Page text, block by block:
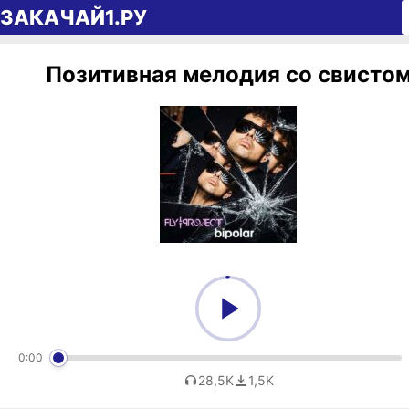
Перейти к содержимому
ЗАКАЧАЙ1.РУ
Позитивная мелодия со
0:00
28,5K 1,5K